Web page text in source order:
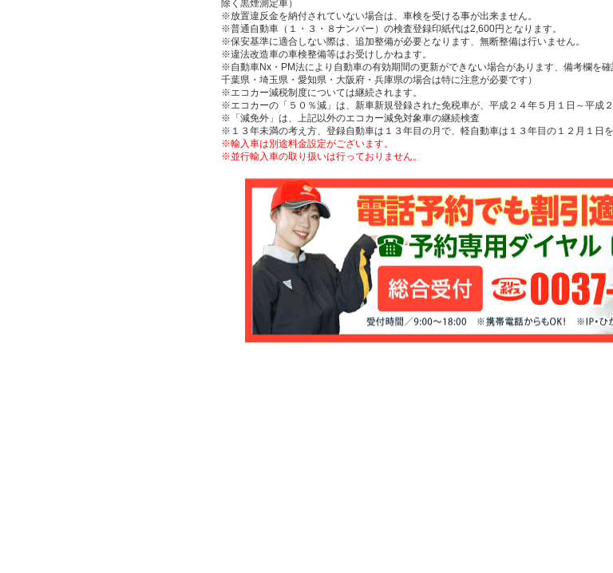
除く黒煙測定車）
※放置違反金を納付されていない場合は、車検を受ける事が出来ません。
※普通自動車（１・３・８ナンバー）の検査登録印紙代は2,600円となります。
※保安基準に適合しない際は、追加整備が必要となります、無断整備は行いません。
※違法改造車の車検整備等はお受けしかねます。
※自動車Nx・PM法により自動車の有効期間の更新ができない場合があります、備考欄を
千葉県・埼玉県・愛知県・大阪府・兵庫県の場合は特に注意が必要です）
※エコカー減税制度については継続されます。
※エコカーの「５０％減」は、新車新規登録された免税車が、平成２４年５月１日～平成
※「減免外」は、上記以外のエコカー減免対象車の継続検査
※１３年未満の考え方、登録自動車は１３年目の月で、軽自動車は１３年目の１２月１日
※輸入車は別途料金設定がございます。
※並行輸入車の取り扱いは行っておりません。